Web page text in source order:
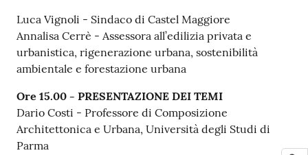
Luca Vignoli - Sindaco di Castel Maggiore
Annalisa Cerrè - Assessora all’edilizia privata e
urbanistica, rigenerazione urbana, sostenibilità
ambientale e forestazione urbana
Ore 15.00 - PRESENTAZIONE DEI TEMI
Dario Costi - Professore di Composizione
Architettonica e Urbana, Università degli Studi di
Parma